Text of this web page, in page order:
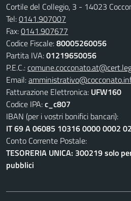
Cortile del Collegio, 3 - 14023
Tel:0141.907007
Fax:0141.907677
Codice Fiscale:80005260056
Partita IVA:01219650056
P.E.C.:
Email:
Fatturazione Elettronica: UFW160
Codice IPA:c_c807
IBAN (per i vostri bonifici bancari):
IT 69 A 06085 10316 0000 0002
Conto Corrente Postale:
TESORERIA UNICA: 300219 solo
pubblici